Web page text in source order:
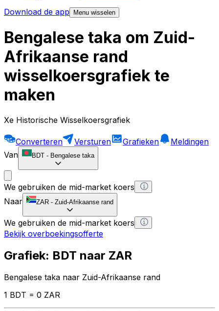
Download de app
Menu wisselen
Bengalese taka om Zuid-
Afrikaanse rand
wisselkoersgrafiek te
maken
Xe Historische Wisselkoersgrafiek
Converteren Versturen Grafieken
Meldingen
Van
BDT - Bengalese taka
We gebruiken de mid-market koers
Naar
ZAR - Zuid-Afrikaanse rand
We gebruiken de mid-market koers
Bekijk overboekingsofferte
Grafiek: BDT naar ZAR
Bengalese taka naar Zuid-Afrikaanse rand
1 BDT = 0 ZAR